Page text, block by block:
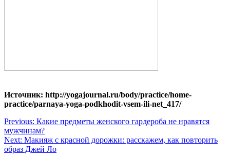
Источник: http://yogajournal.ru/body/practice/home-
practice/parnaya-yoga-podkhodit-vsem-ili-net_417/
Навигация
по
записям
Previous: Какие предметы женского гардероба не нравятся
мужчинам?
Next: Макияж с красной дорожки: расскажем, как повторить
образ Джей Ло